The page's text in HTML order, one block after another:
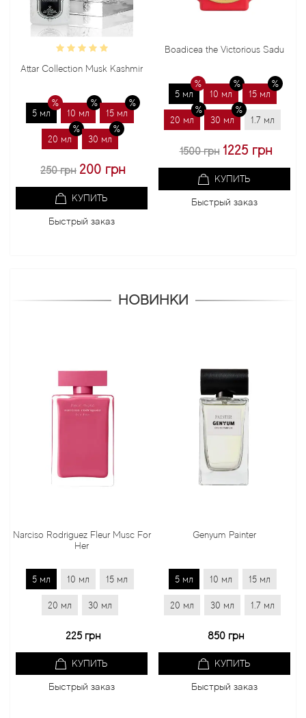
Collection Musk Kashmir
10 мл 15 мл
30 мл
250 грн 200 грн
КУПИТЬ
Быстрый заказ
Boadicea the Victorious Sadu
10 мл 15 мл
30 мл 1.7 мл
1500 грн 1225 грн
КУПИТЬ
Быстрый заказ
Bond
НОВИНКИ
Rodriguez Fleur Musc For
10 мл 15 мл
30 мл
225 грн
КУПИТЬ
Быстрый заказ
Genyum Painter
10 мл 15 мл
30 мл 1.7 мл
850 грн
КУПИТЬ
Быстрый заказ